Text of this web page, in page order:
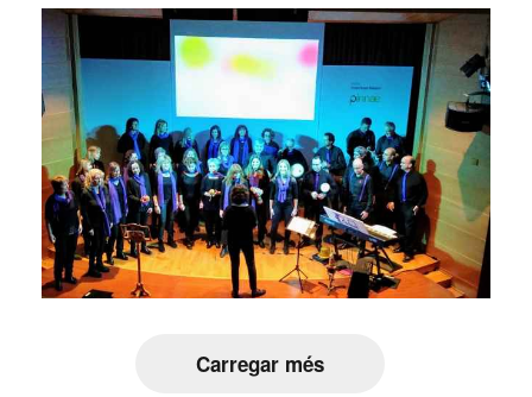
Carregar més